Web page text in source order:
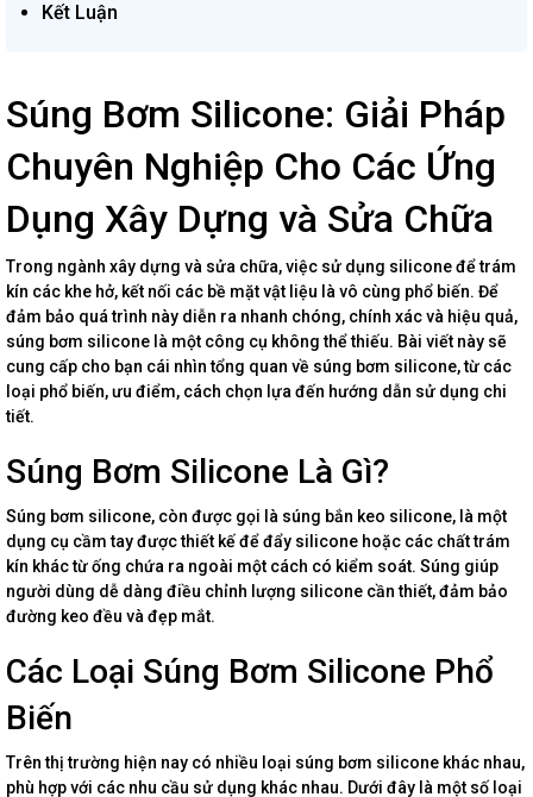
Kết Luận
Súng Bơm Silicone: Giải Pháp
Chuyên Nghiệp Cho Các Ứng
Dụng Xây Dựng và Sửa Chữa
Trong ngành xây dựng và sửa chữa, việc sử dụng silicone để trám
kín các khe hở, kết nối các bề mặt vật liệu là vô cùng phổ biến. Để
đảm bảo quá trình này diễn ra nhanh chóng, chính xác và hiệu quả,
súng bơm silicone là một công cụ không thể thiếu. Bài viết này sẽ
cung cấp cho bạn cái nhìn tổng quan về súng bơm silicone, từ các
loại phổ biến, ưu điểm, cách chọn lựa đến hướng dẫn sử dụng chi
tiết.
Súng Bơm Silicone Là Gì?
Súng bơm silicone, còn được gọi là súng bắn keo silicone, là một
dụng cụ cầm tay được thiết kế để đẩy silicone hoặc các chất trám
kín khác từ ống chứa ra ngoài một cách có kiểm soát. Súng giúp
người dùng dễ dàng điều chỉnh lượng silicone cần thiết, đảm bảo
đường keo đều và đẹp mắt.
Các Loại Súng Bơm Silicone Phổ
Biến
Trên thị trường hiện nay có nhiều loại súng bơm silicone khác nhau,
phù hợp với các nhu cầu sử dụng khác nhau. Dưới đây là một số loại